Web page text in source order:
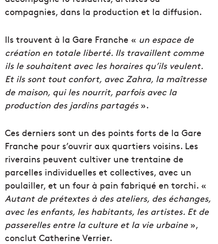
compagnies, dans la production et la diffusion.
Ils trouvent à la Gare Franche « un espace de
création en totale liberté. Ils travaillent comme
ils le souhaitent avec les horaires qu’ils veulent.
Et ils sont tout confort, avec Zahra, la maîtresse
de maison, qui les nourrit, parfois avec la
production des jardins partagés».
Ces derniers sont un des points forts de la Gare
Franche pour s’ouvrir aux quartiers voisins. Les
riverains peuvent cultiver une trentaine de
parcelles individuelles et collectives, avec un
poulailler, et un four à pain fabriqué en torchi. «
Autant de prétextes à des ateliers, des échanges,
avec les enfants, les habitants, les artistes. Et de
passerelles entre la culture et la vie urbaine»,
conclut Catherine Verrier.